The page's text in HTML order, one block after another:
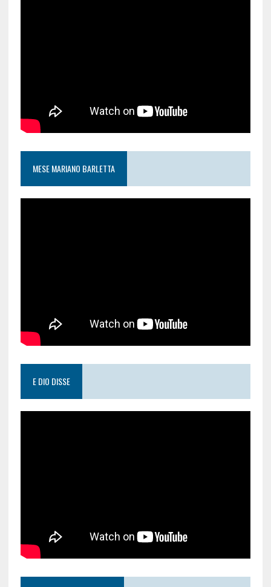
MESE MARIANO BARLETTA
E DIO DISSE